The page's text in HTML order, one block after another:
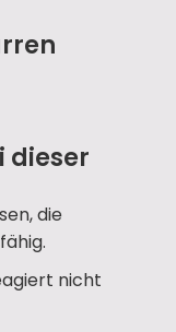
dieser
die
nicht